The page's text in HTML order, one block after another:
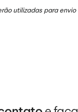
utilizadas para